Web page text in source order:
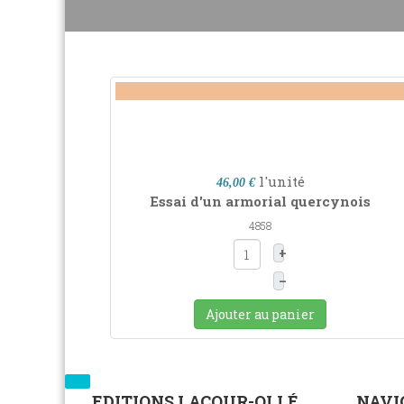
46,00 € l'unité
Essai d'un armorial quercynois
4858
+
–
Ajouter au panier